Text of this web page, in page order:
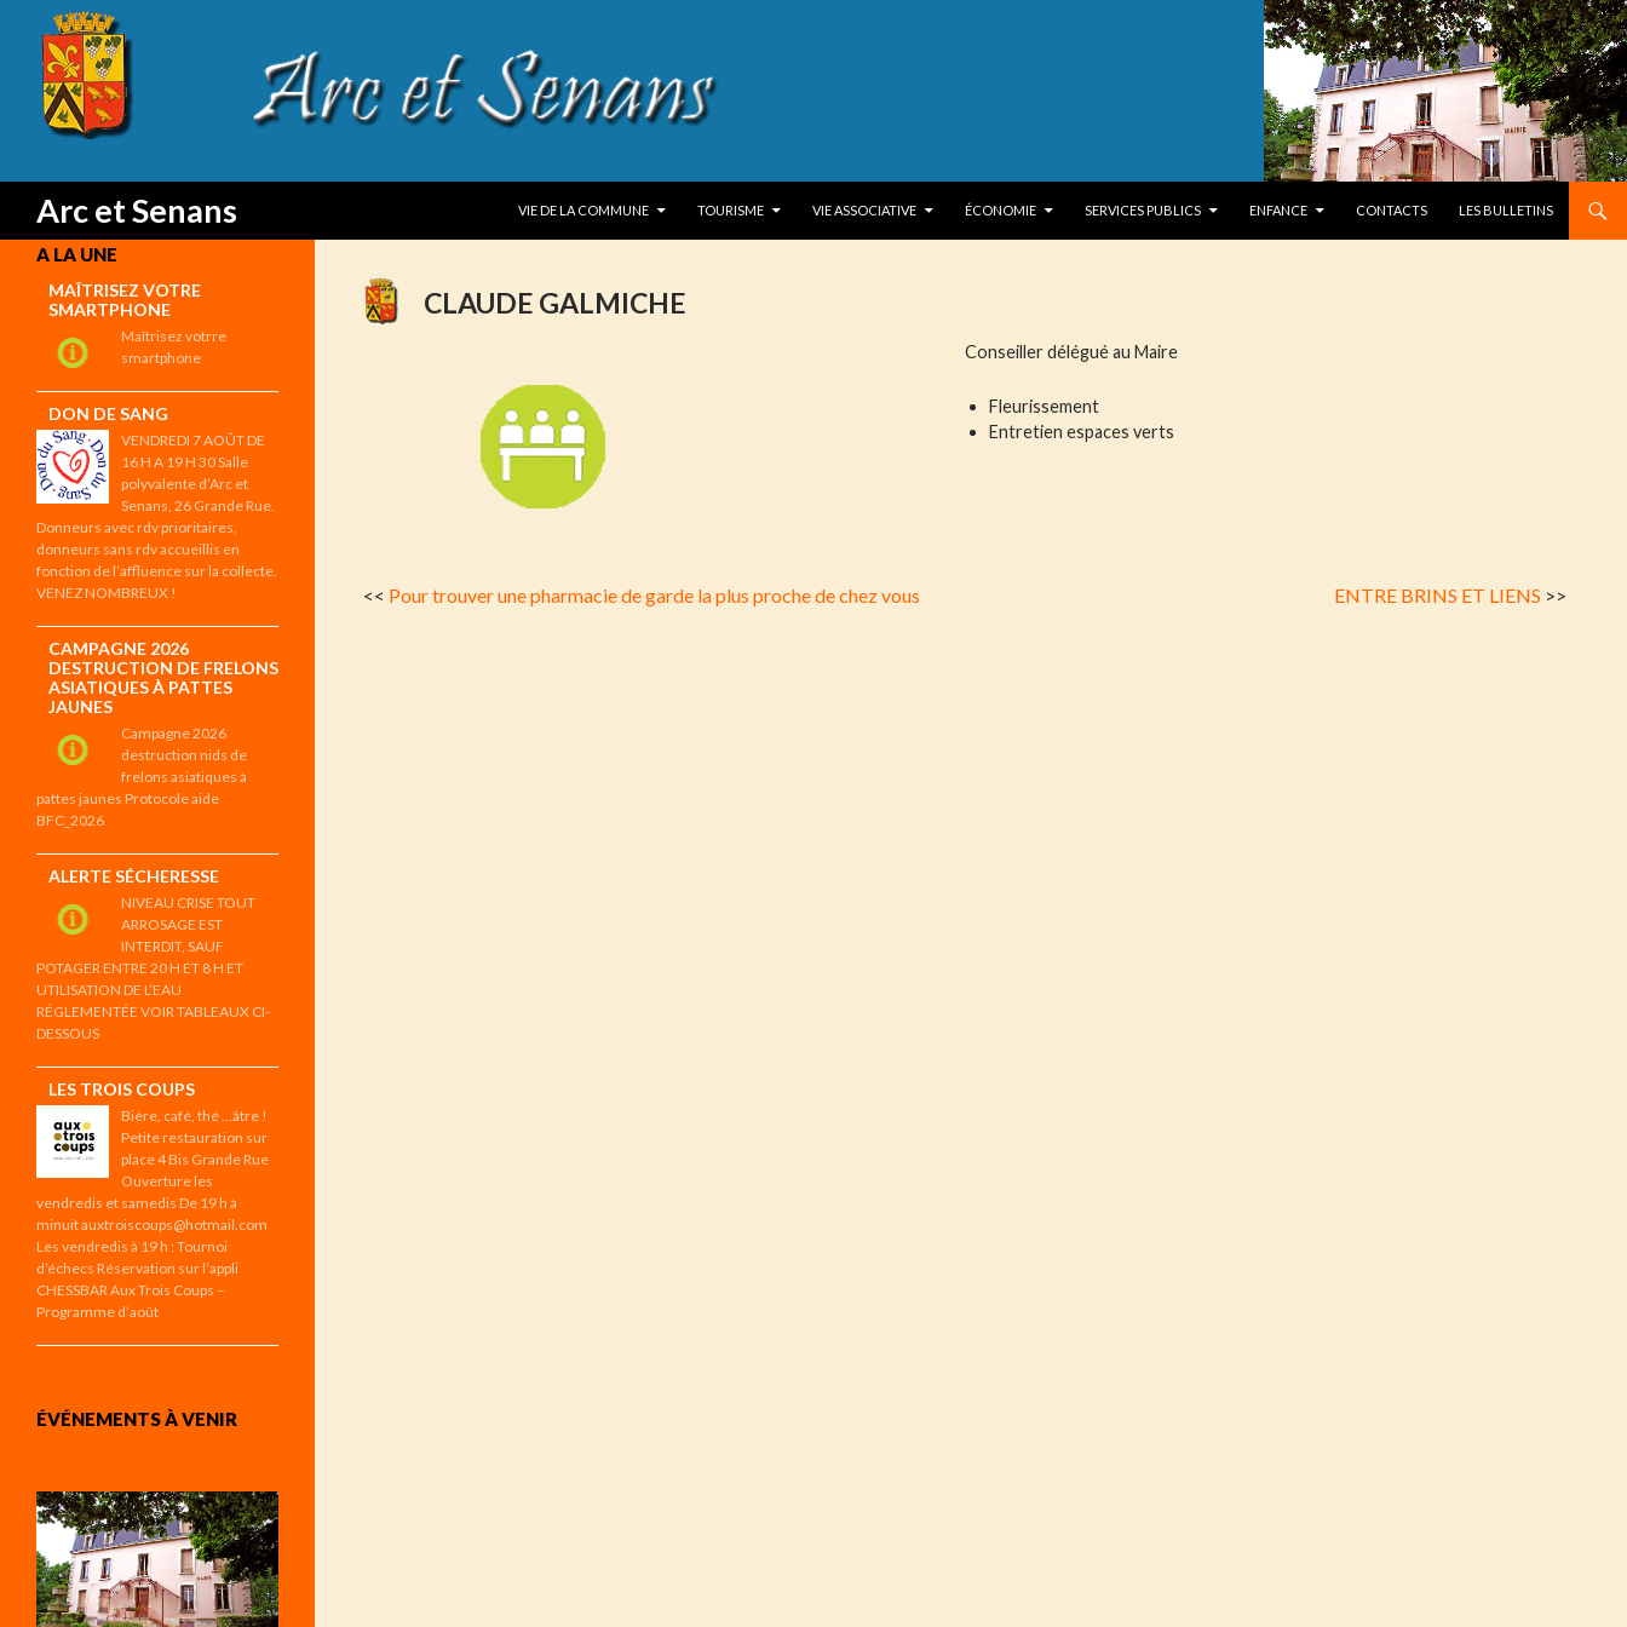
Arc et Senans
Search
VIE DE LA COMMUNE
TOURISME VIE ASSOCIATIVE ÉCONOMIE SERVICES PUBLICS ENFANCE CONTACTS LES BULLETINS
CLAUDE GALMICHE
Conseiller délégué au Maire
Fleurissement
Entretien espaces verts
<< Pour trouver une pharmacie de garde la plus proche de chez vous ENTRE BRINS ET LIENS >>
A LA UNE
MAÎTRISEZ VOTRE
SMARTPHONE
Maîtrisez votrre
smartphone
DON DE SANG
VENDREDI 7 AOÛT DE
16 H A 19 H 30 Salle
polyvalente d’Arc et
Senans, 26 Grande Rue.
Donneurs avec rdv prioritaires,
donneurs sans rdv accueillis en
fonction de l’affluence sur la collecte.
VENEZ NOMBREUX !
CAMPAGNE 2026
DESTRUCTION DE FRELONS
ASIATIQUES À PATTES
JAUNES
Campagne 2026
destruction nids de
frelons asiatiques à
pattes jaunes Protocole aide
BFC_2026
ALERTE SÉCHERESSE
NIVEAU CRISE TOUT
ARROSAGE EST
INTERDIT, SAUF
POTAGER ENTRE 20 H ET 8 H ET
UTILISATION DE L’EAU
RÉGLEMENTÉE VOIR TABLEAUX CI-
DESSOUS
LES TROIS COUPS
Bière, café, thé …âtre !
Petite restauration sur
place 4 Bis Grande Rue
Ouverture les
vendredis et samedis De 19 h à
minuit auxtroiscoups@hotmail.com
Les vendredis à 19 h : Tournoi
d’échecs Réservation sur l’appli
CHESSBAR Aux Trois Coups –
Programme d’août
ÉVÉNEMENTS À VENIR